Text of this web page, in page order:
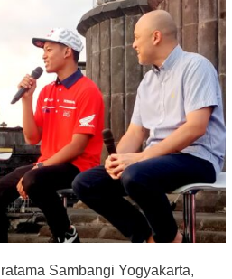
Sambangi Yogyakarta,